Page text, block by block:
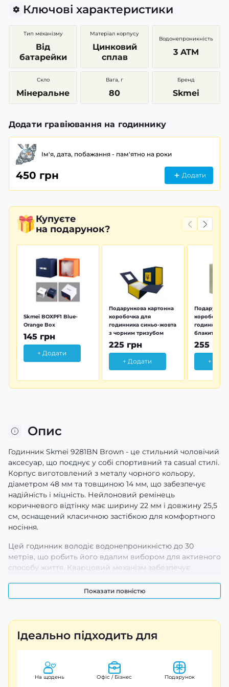
Ключові характеристики
Тип механізму
Від
батарейки
Матеріал корпусу
Цинковий
сплав
Водонепроникність
3 ATM
Скло
Мінеральне
Вага, г
80
Бренд
Skmei
Додати гравіювання на годиннику
Ім'я, дата, побажання - пам'ятно на роки
450 грн Додати
Купуєте
на подарунок?
Skmei BOXPF1 Blue-
Orange Box
145 грн
+ Додати
Подарункова картонна
коробочка для
годинника синьо-жовта
з чорним тризубом
225 грн
+ Додати
коробочка
годинника
блакитна
255 грн
+
Опис
Годинник Skmei 9281BN Brown - це стильний чоловічий
аксесуар, що поєднує у собі спортивний та casual стилі.
Корпус виготовлений з металу чорного кольору,
діаметром 48 мм та товщиною 14 мм, що забезпечує
надійність і міцність. Нейлоновий ремінець
коричневого відтінку має ширину 22 мм і довжину 25,5
см, оснащений класичною застібкою для комфортного
носіння.
Цей годинник володіє водонепроникністю до 30
метрів, що робить його вдалим вибором для активного
способу життя. Кварцовий механізм забезпечує
пошкоджень. Годинник також має функцію календаря
та люмінесцентну підсвітку для зручності в темряві.
Цифровий дисплей із стрілками та арабськими
цифрами легко читається, а індикація годин, хвилин,
секунд і числа доповнює його функціональність.
Годинник має гарантію на 12 місяців і виготовлений в
Китаї. Вага аксесуара складає 80 г, що робить його
легким та зручним для щоденного використання.
Показати повністю
Ідеально підходить для
На щодень Офіс / Бізнес Подарунок